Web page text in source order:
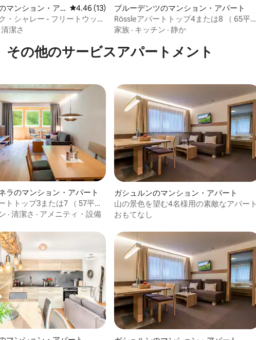
つ星の平均評価
マンション・ア
レビュー13件、5つ星中4.46つ星の平均評価
4.46 (13)
・シャレー - フリートウッ
メント
清潔さ
ブルーデンツのマンション・アパート
Rössleアパートトップ4または8 （ 65平方
メートル）
家族 · キッチン · 静か
その他のサービスアパートメント
ラのマンション・アパート
トトップ3または7 （ 57平方
· 清潔さ · アメニティ・設備
ガシュルンのマンション・アパート
山の景色を望む4名様用の素敵なアパート
おもてなし